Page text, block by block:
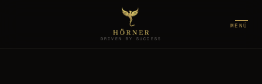
DRIVEN BY SUCCESS
MENÚ